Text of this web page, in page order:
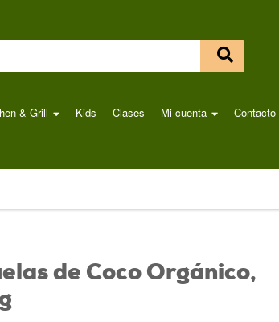
& Grill Kids Clases Mi cuenta Contacto
de Coco Orgánico,